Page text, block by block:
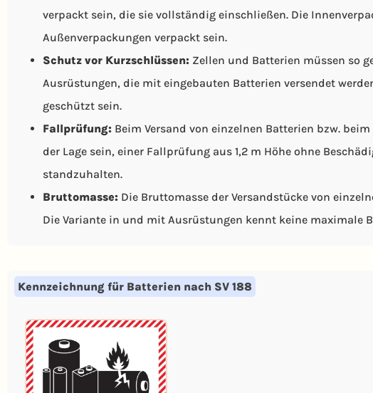
verpackt sein, die sie vollständig einschließen. Die
Außenverpackungen verpackt sein.
Schutz vor Kurzschlüssen: Zellen und Batterien müssen so
Ausrüstungen, die mit eingebauten Batterien versendet
geschützt sein.
Fallprüfung: Beim Versand von einzelnen Batterien bzw.
der Lage sein, einer Fallprüfung aus 1,2 m Höhe ohne
standzuhalten.
Bruttomasse: Die Bruttomasse der Versandstücke von
Die Variante in und mit Ausrüstungen kennt keine maximale
Kennzeichnung für Batterien nach SV 188